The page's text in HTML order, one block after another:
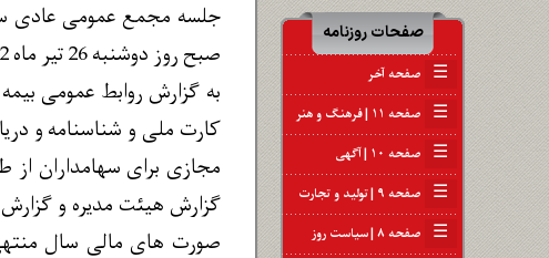
صفحات روزنامه
☰ صفحه آخر
☰ صفحه ۱۱ | فرهنگ و هنر
☰ صفحه ۱۰ | آگهی
☰ صفحه ۹ | تولید و تجارت
☰ صفحه ۸ | سیاست روز
صبح روز دوشنبه 26 تیر ماه 1402 در محل هتل بزرگ ارم تهران برگزار می شود.
به گزارش روابط‌ عمومی بیمه
کارت ملی و شناسنامه و